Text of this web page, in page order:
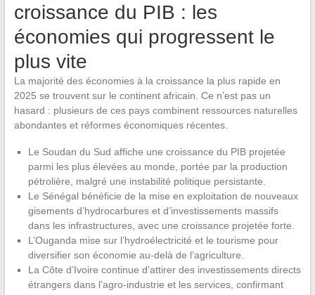
croissance du PIB : les
économies qui progressent le
plus vite
La majorité des économies à la croissance la plus rapide en
2025 se trouvent sur le continent africain. Ce n’est pas un
hasard : plusieurs de ces pays combinent ressources naturelles
abondantes et réformes économiques récentes.
Le Soudan du Sud affiche une croissance du PIB projetée
parmi les plus élevées au monde, portée par la production
pétrolière, malgré une instabilité politique persistante.
Le Sénégal bénéficie de la mise en exploitation de nouveaux
gisements d’hydrocarbures et d’investissements massifs
dans les infrastructures, avec une croissance projetée forte.
L’Ouganda mise sur l’hydroélectricité et le tourisme pour
diversifier son économie au-delà de l’agriculture.
La Côte d’Ivoire continue d’attirer des investissements directs
étrangers dans l’agro-industrie et les services, confirmant